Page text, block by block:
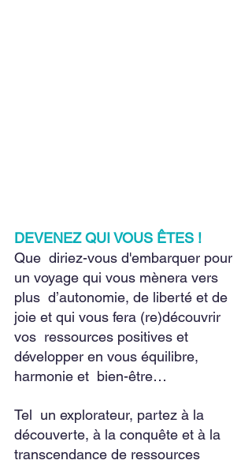
DEVENEZ QUI VOUS ÊTES !
Que  diriez-vous d'embarquer pour
un voyage qui vous mènera vers
plus  d’autonomie, de liberté et de
joie et qui vous fera (re)découvrir
vos  ressources positives et
développer en vous équilibre,
harmonie et  bien-être…
Tel  un explorateur, partez à la
découverte, à la conquête et à la
transcendance de ressources